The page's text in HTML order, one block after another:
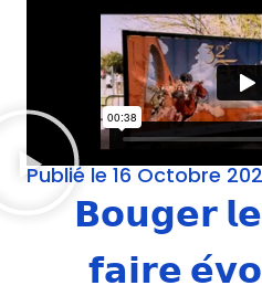
Publié le 16 Octobre
𝗕𝗼𝘂𝗴𝗲𝗿
𝗳𝗮𝗶𝗿𝗲